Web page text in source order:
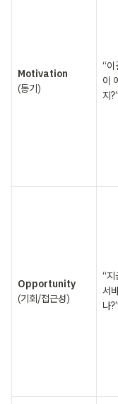
(동기)
“이
이
지?”
(기회/접근성)
“지
서
나?”